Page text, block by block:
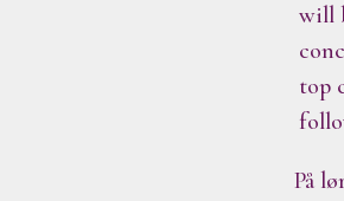
will
top
På